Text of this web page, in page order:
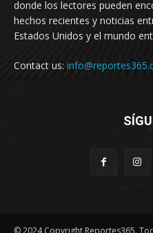
donde los lectores pueden
hechos recientes y noticias
Estados Unidos y el mundo
Contact us:
© 2024 Copyright Reportes365.